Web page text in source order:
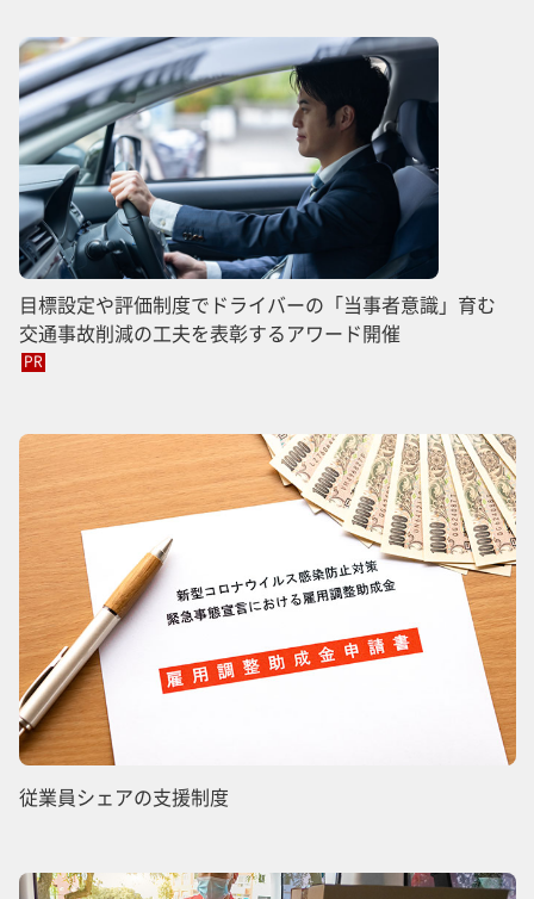
目標設定や評価制度でドライバーの「当事者意識」育む
交通事故削減の工夫を表彰するアワード開催
PR
従業員シェアの支援制度